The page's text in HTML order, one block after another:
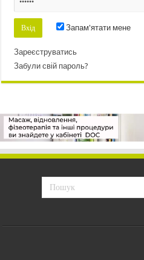
Запам'ятати мене
Зареєструватись
Забули свій пароль?